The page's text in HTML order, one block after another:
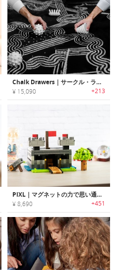
Chalk Drawers｜サークル・ライン・ドットが簡単に描ける芸術性に優れたチョークトイ「チョークドローワー」
¥ 15,090 +213
PIXL｜マグネットの力で思い通りに組み立て可能なアートブロック「ピクセル」
¥ 8,690 +451